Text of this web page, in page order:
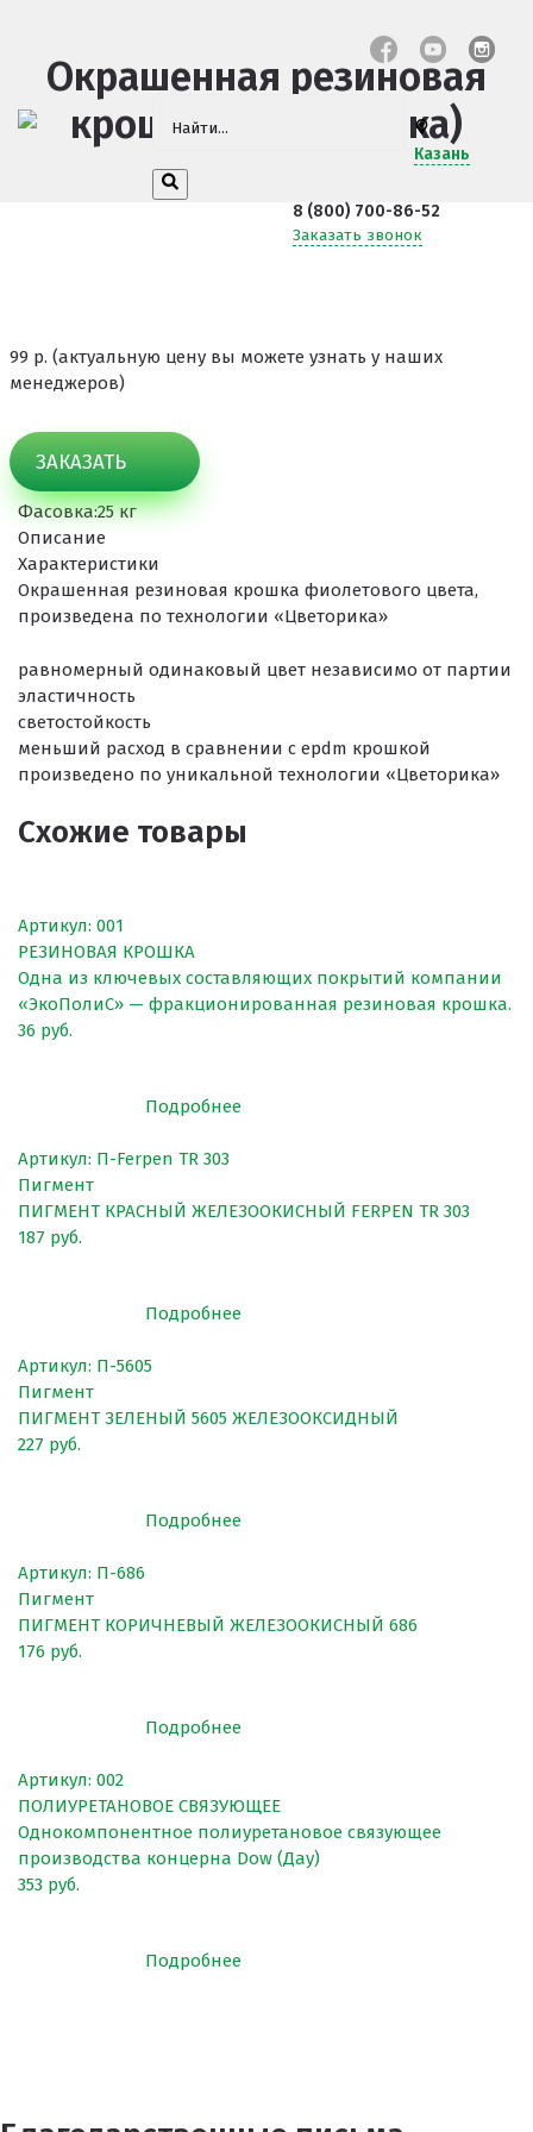
Казань
8 (800) 700-86-52
Заказать звонок
ПРОЕКТНЫЕ РЕШЕНИЯ ВОДОНЕПРОНИЦАЕМЫХ
ПРОЕКТНЫЕ РЕШЕНИЯ СПОРТИВНЫХ ПЛОЩАДОК
ПРОЕКТНЫЕ РЕШЕНИЯ ДЕТСКИХ ПЛОЩАДОК
ПРОЕКТНЫЕ РЕШЕНИЯ ПРОФЕССИОНАЛЬНЫХ БЕГОВЫХ
Решение компании “Экополис” под Приказ №1134
Покрытие для отмостки
Покрытие для эксплуатируемой кровли
Покрытия детских площадок
Покрытия для спортивных площадок
Универсальные антискользящие покрытия
Искусственная трава
Резиновая брусчатка
Рулонное резиновое покрытие
Каменный ковер
Пигменты порошковые
Резиновая крошка
Клей
Наборы для самостоятельной укладки
Цветная окрашенная крошка EPDM
Черная SBR крошка
Оборудование для укладки
Игровое оборудование для площадок
Окрашенная резиновая
крошка (Эко Фиалка)
99 р. (актуальную цену вы можете узнать у наших
менеджеров)
ЗАКАЗАТЬ
Фасовка:25 кг
Описание
Характеристики
Окрашенная резиновая крошка фиолетового цвета,
произведена по технологии «Цветорика»
равномерный одинаковый цвет независимо от партии
эластичность
светостойкость
меньший расход в сравнении с epdm крошкой
произведено по уникальной технологии «Цветорика»
Схожие товары
Артикул: 001
РЕЗИНОВАЯ КРОШКА
Одна из ключевых составляющих покрытий компании
«ЭкоПолиС» — фракционированная резиновая крошка.
36 руб.
Подробнее
Артикул: П-Ferpen TR 303
Пигмент
ПИГМЕНТ КРАСНЫЙ ЖЕЛЕЗООКИСНЫЙ FERPEN TR 303
187 руб.
Подробнее
Артикул: П-5605
Пигмент
ПИГМЕНТ ЗЕЛЕНЫЙ 5605 ЖЕЛЕЗООКСИДНЫЙ
227 руб.
Подробнее
Артикул: П-686
Пигмент
ПИГМЕНТ КОРИЧНЕВЫЙ ЖЕЛЕЗООКИСНЫЙ 686
176 руб.
Подробнее
Артикул: 002
ПОЛИУРЕТАНОВОЕ СВЯЗУЮЩЕЕ
Однокомпонентное полиуретановое связующее
производства концерна Dow (Дау)
353 руб.
Подробнее